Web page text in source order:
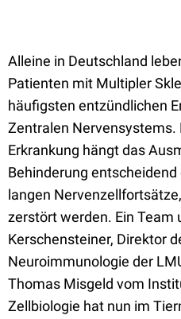
Alleine in Deutschland
Patienten mit Multipler
häufigsten entzündlichen
Zentralen Nervensystems.
Erkrankung hängt das
Behinderung
langen
zerstört werden. Ein Team
Kerschensteiner, Direktor
Neuroimmunologie der
Thomas Misgeld vom
Zellbiologie hat nun im